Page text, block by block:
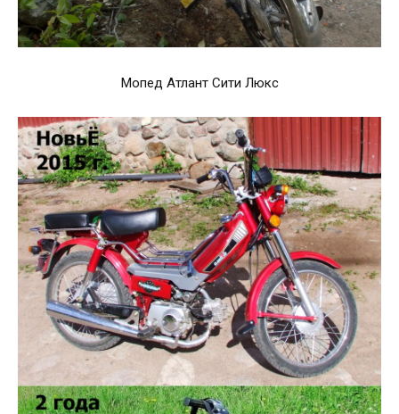
Мопед Атлант Сити Люкс